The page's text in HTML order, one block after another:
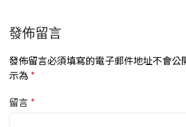
發佈留言
發佈留言必須填寫的電子郵件地址不會公
示為 *
留言 *